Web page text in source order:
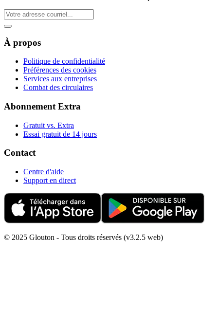
À propos
Politique de confidentialité
Préférences des cookies
Services aux entreprises
Combat des circulaires
Abonnement Extra
Gratuit vs. Extra
Essai gratuit de 14 jours
Contact
Centre d'aide
Support en direct
© 2025 Glouton - Tous droits réservés (v3.2.5 web)